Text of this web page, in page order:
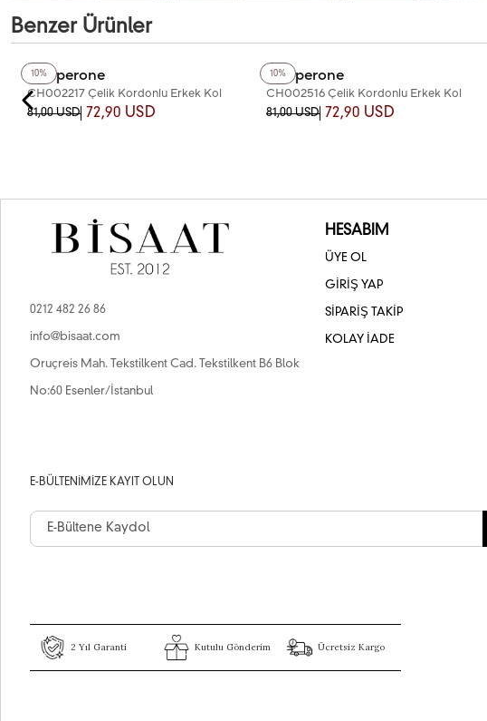
Benzer Ürünler
10%
+4Renk
Chaperone
CH002217 Çelik Kordonlu Erkek Kol
Saati
81,00 USD 72,90 USD
10%
+3Renk
Chaperone
CH002516 Çelik Kordonlu Erkek Kol
Saati
81,00 USD 72,90 USD
0212 482 26 86
info@bisaat.com
Oruçreis Mah. Tekstilkent Cad. Tekstilkent B6 Blok
No:60 Esenler/İstanbul
HESABIM
ÜYE OL
GİRİŞ YAP
SİPARİŞ TAKİP
KOLAY İADE
E-BÜLTENIMIZE KAYIT OLUN
2 Yıl Garanti Kutulu Gönderim Ücretsiz Kargo